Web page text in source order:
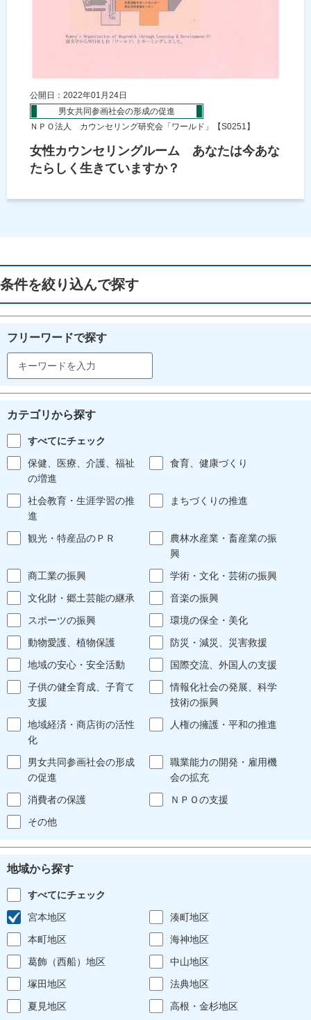
公開日：2022年01月24日
男女共同参画社会の形成の促進
ＮＰＯ法人 カウンセリング研究会「ワールド」【S0251】
女性カウンセリングルーム あなたは今あな
たらしく生きていますか？
条件を絞り込んで探す
フリーワードで探す
カテゴリから探す
すべてにチェック
保健、医療、介護、福祉
の増進
食育、健康づくり
社会教育・生涯学習の推
進
まちづくりの推進
観光・特産品のＰＲ
農林水産業・畜産業の振
興
商工業の振興
学術・文化・芸術の振興
文化財・郷土芸能の継承
音楽の振興
スポーツの振興
環境の保全・美化
動物愛護、植物保護
防災・減災、災害救援
地域の安心・安全活動
国際交流、外国人の支援
子供の健全育成、子育て
支援
情報化社会の発展、科学
技術の振興
地域経済・商店街の活性
化
人権の擁護・平和の推進
男女共同参画社会の形成
の促進
職業能力の開発・雇用機
会の拡充
消費者の保護
ＮＰＯの支援
その他
地域から探す
すべてにチェック
宮本地区
湊町地区
本町地区
海神地区
葛飾（西船）地区
中山地区
塚田地区
法典地区
夏見地区
高根・金杉地区